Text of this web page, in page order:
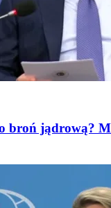
broń jądrową?